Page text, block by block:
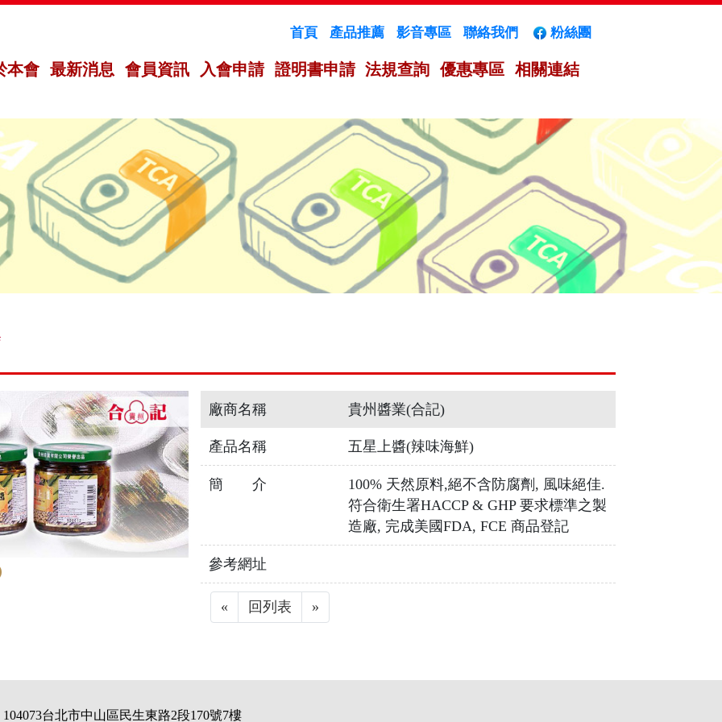
本會 最新消息 會員資訊 入會申請 證明書申請 法規查詢 優惠專區 相關連結
首頁 產品推薦 影音專區 聯絡我們 粉絲團
廠商名稱 貴州醬業(合記)
產品名稱 五星上醬(辣味海鮮)
簡 介
100% 天然原料,絕不含防腐劑, 風味絕佳.
符合衛生署HACCP & GHP 要求標準之製
造廠, 完成美國FDA, FCE 商品登記
參考網址
« Previous
回列表 »
104073台北市中山區民生東路2段170號7樓